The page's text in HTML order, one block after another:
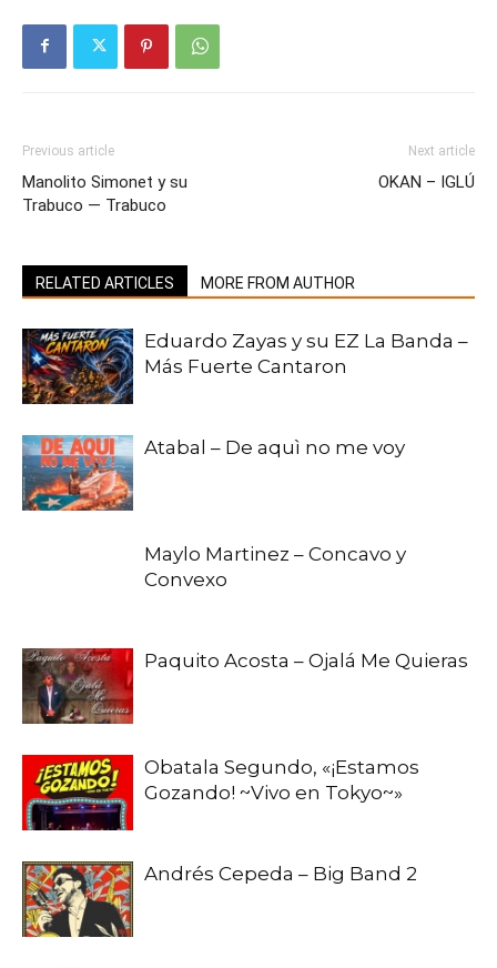
Previous article
Manolito Simonet y su
Trabuco — Trabuco
Next article
OKAN – IGLÚ
RELATED ARTICLES MORE FROM AUTHOR
Eduardo Zayas y su EZ La Banda –
Más Fuerte Cantaron
Atabal – De aquì no me voy
Maylo Martinez – Concavo y
Convexo
Paquito Acosta – Ojalá Me Quieras
Obatala Segundo, «¡Estamos
Gozando! ~Vivo en Tokyo~»
Andrés Cepeda – Big Band 2